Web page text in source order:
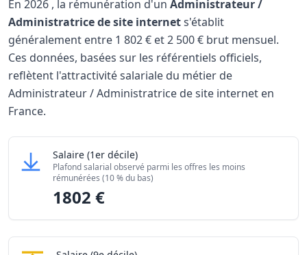
En 2026 , la rémunération d'un Administrateur /
Administratrice de site internets'établit
généralement entre 1 802 € et2 500 € brut mensuel.
Ces données, basées sur les référentiels officiels,
reflètent l'attractivité salariale du métier de
Administrateur / Administratrice de site internet en
France.
Grille salariale Administrateur / Administratrice de site
Niveau de salaire (Déciles)
Salaire minimum (10% les moins rémunérés)
Salaire maximum (10% les mieux rémunérés)
Salaire Administrateur / Administratrice de site
(1er décile)
Plafond salarial observé parmi les offres les moins
rémunérées (10 % du bas)
1802 €